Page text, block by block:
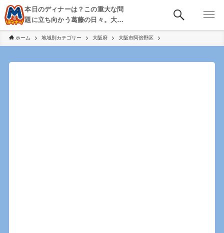
本日のディナーは？この重大な問
題に立ち向かう葛藤の日々。大
阪・京都・神戸を中心とした食べ
歩き、飲み歩きを綴る。
ホーム 地域別カテゴリー 大阪府 大阪市阿倍野区